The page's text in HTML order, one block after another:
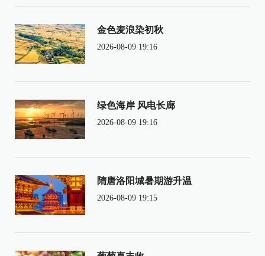
金色麦浪染初秋
2026-08-09 19:16
绿色海岸 风电长廊
2026-08-09 19:16
隋唐洛阳城暑期游升温
2026-08-09 19:15